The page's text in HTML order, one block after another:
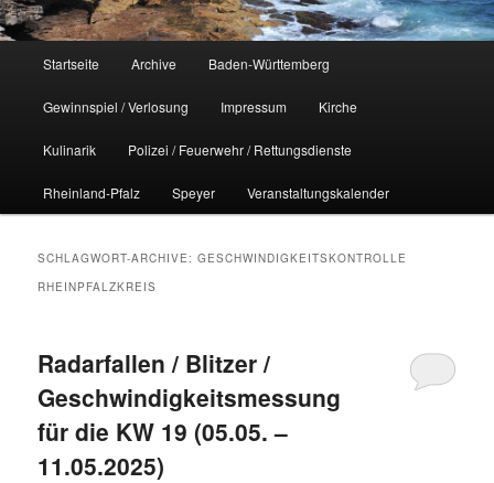
Startseite Archive Baden-Württemberg
Gewinnspiel / Verlosung Impressum Kirche
Kulinarik Polizei / Feuerwehr / Rettungsdienste
Rheinland-Pfalz Speyer Veranstaltungskalender
SCHLAGWORT-ARCHIVE:GESCHWINDIGKEITSKONTROLLE
RHEINPFALZKREIS
Radarfallen / Blitzer /
Geschwindigkeitsmessung
für die KW 19 (05.05. –
11.05.2025)